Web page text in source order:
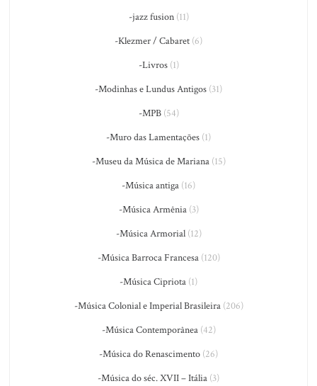
-jazz fusion(11)
-Klezmer / Cabaret (6)
-Livros(1)
-Modinhas e Lundus Antigos (31)
-MPB(54)
-Muro das Lamentações (1)
-Museu da Música de Mariana(15)
-Música antiga (16)
-Música Armênia(3)
-Música Armorial(12)
-Música Barroca Francesa(120)
-Música Cipriota (1)
-Música Colonial e Imperial Brasileira(206)
-Música Contemporânea(42)
-Música do Renascimento (26)
-Música do séc. XVII – Itália (3)